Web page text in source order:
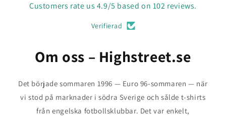
Customers rate us 4.9/5 based on 102 reviews.
Verifierad
Om oss – Highstreet.se
Det började sommaren 1996 — Euro 96-sommaren — när
vi stod på marknader i södra Sverige och sålde t-shirts
från engelska fotbollsklubbar. Det var enkelt,